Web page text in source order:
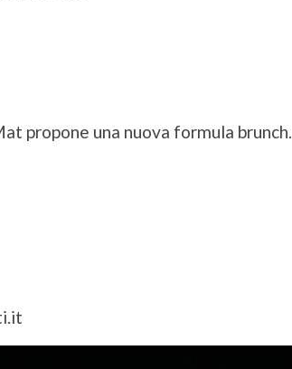
propone una nuova formula brunch.